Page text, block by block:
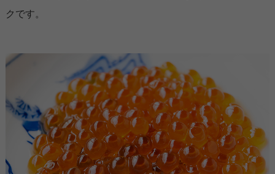
クです。